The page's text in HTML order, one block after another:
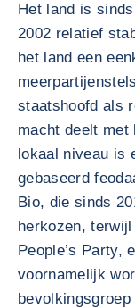
Het land is
2002 relatief
het land een
staatshoofd als
macht deelt met
lokaal niveau is
gebaseerd
Bio, die sinds
herkozen,
People’s Party,
voornamelijk